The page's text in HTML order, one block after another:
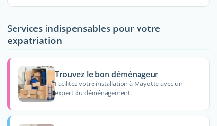
Services indispensables pour votre
expatriation
Trouvez le bon déménageur
Facilitez votre installation à Mayotte avec un
expert du déménagement.